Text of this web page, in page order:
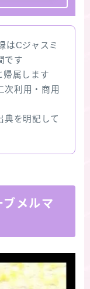
はCジャスミ
です
帰属します
次利用・商用
典を明記して
ブメルマ